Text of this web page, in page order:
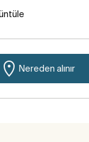
Nereden alınır